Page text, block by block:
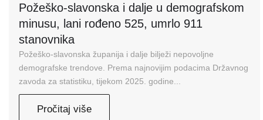
Požeško-slavonska i dalje u demografskom
minusu, lani rođeno 525, umrlo 911
stanovnika
Požeško-slavonska županija i dalje bilježi nepovoljne
demografske trendove. Prema najnovijim podacima Državnog
zavoda za statistiku, tijekom 2025. godine...
Pročitaj više